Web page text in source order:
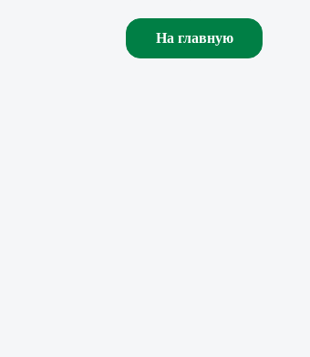
На главную